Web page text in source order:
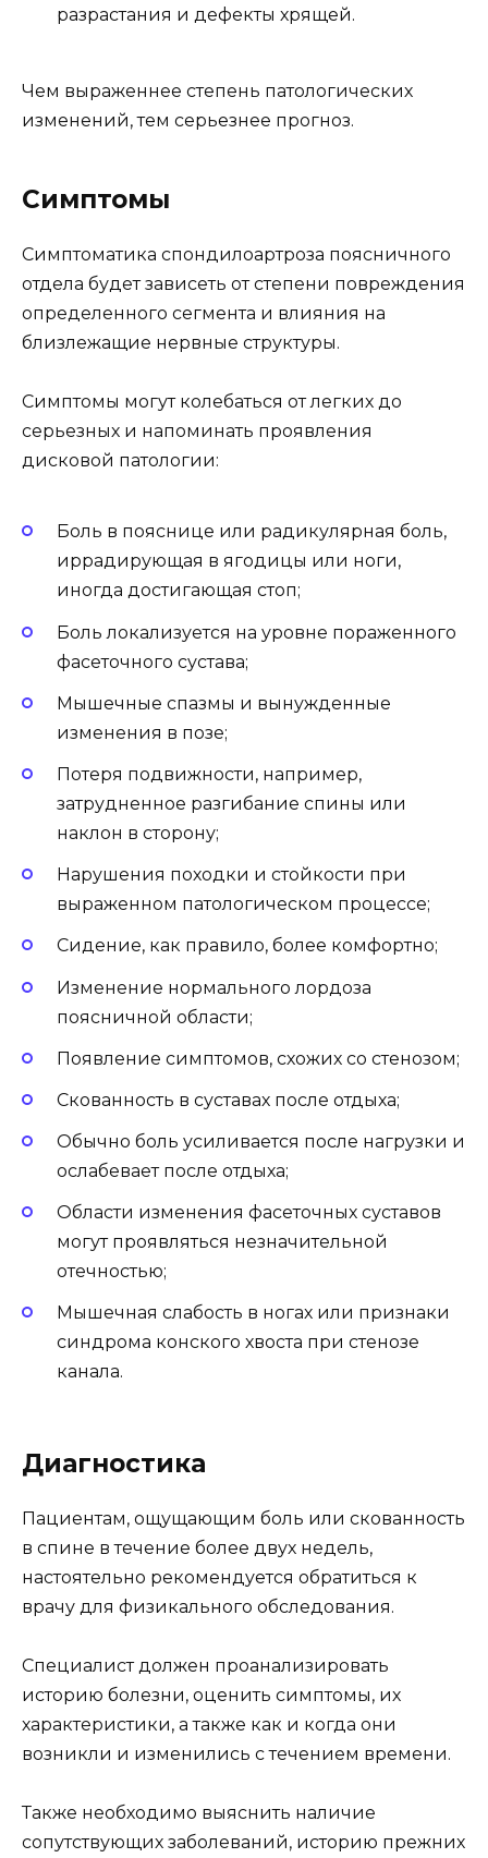
разрастания и дефекты хрящей.
Чем выраженнее степень патологических
изменений, тем серьезнее прогноз.
Симптомы
Симптоматика спондилоартроза поясничного
отдела будет зависеть от степени повреждения
определенного сегмента и влияния на
близлежащие нервные структуры.
Симптомы могут колебаться от легких до
серьезных и напоминать проявления
дисковой патологии:
Боль в пояснице или радикулярная боль,
иррадирующая в ягодицы или ноги,
иногда достигающая стоп;
Боль локализуется на уровне пораженного
фасеточного сустава;
Мышечные спазмы и вынужденные
изменения в позе;
Потеря подвижности, например,
затрудненное разгибание спины или
наклон в сторону;
Нарушения походки и стойкости при
выраженном патологическом процессе;
Сидение, как правило, более комфортно;
Изменение нормального лордоза
поясничной области;
Появление симптомов, схожих со стенозом;
Скованность в суставах после отдыха;
Обычно боль усиливается после нагрузки и
ослабевает после отдыха;
Области изменения фасеточных суставов
могут проявляться незначительной
отечностью;
Мышечная слабость в ногах или признаки
синдрома конского хвоста при стенозе
канала.
Диагностика
Пациентам, ощущающим боль или скованность
в спине в течение более двух недель,
настоятельно рекомендуется обратиться к
врачу для физикального обследования.
Специалист должен проанализировать
историю болезни, оценить симптомы, их
характеристики, а также как и когда они
возникли и изменились с течением времени.
Также необходимо выяснить наличие
сопутствующих заболеваний, историю прежних